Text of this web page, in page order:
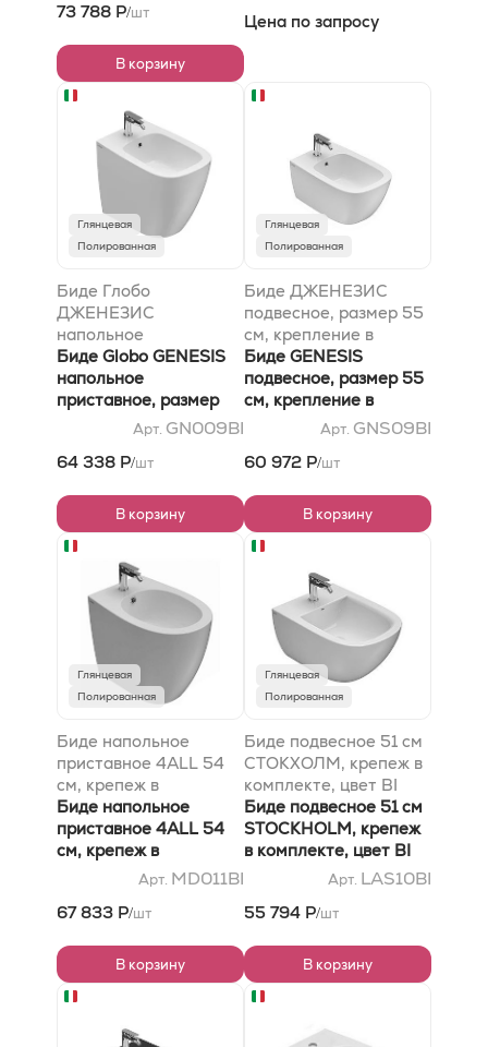
73 788 Р/шт
В корзину
Цена по запросу
Глянцевая
Полированная
Биде Глобо
ДЖЕНЕЗИС
напольное
приставное, размер
55 см, крепление в
комплекте, цвет би
Биде Globo GENESIS
напольное
приставное, размер
55 см, крепление в
комплекте, цвет bi
(Bianco)
Арт. GN009BI
64 338 Р/шт
В корзину
Глянцевая
Полированная
Биде ДЖЕНЕЗИС
подвесное, размер 55
см, крепление в
комплекте, цвет би
Биде GENESIS
подвесное, размер 55
см, крепление в
комплекте, цвет bi
Арт. GNS09BI
60 972 Р/шт
В корзину
Глянцевая
Полированная
Биде напольное
приставное 4ALL 54
см, крепеж в
комплекте, цвет BI
Биде напольное
приставное 4ALL 54
см, крепеж в
комплекте, цвет BI
Арт. MD011BI
67 833 Р/шт
В корзину
Глянцевая
Полированная
Биде подвесное 51 см
СТОКХОЛМ, крепеж в
комплекте, цвет BI
Биде подвесное 51 см
STOCKHOLM, крепеж
в комплекте, цвет BI
Арт. LAS10BI
55 794 Р/шт
В корзину